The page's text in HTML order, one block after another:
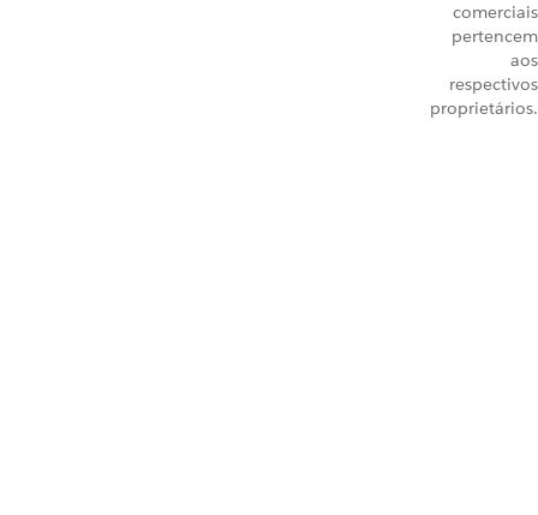
comerciais
pertencem
aos
respectivos
proprietários.